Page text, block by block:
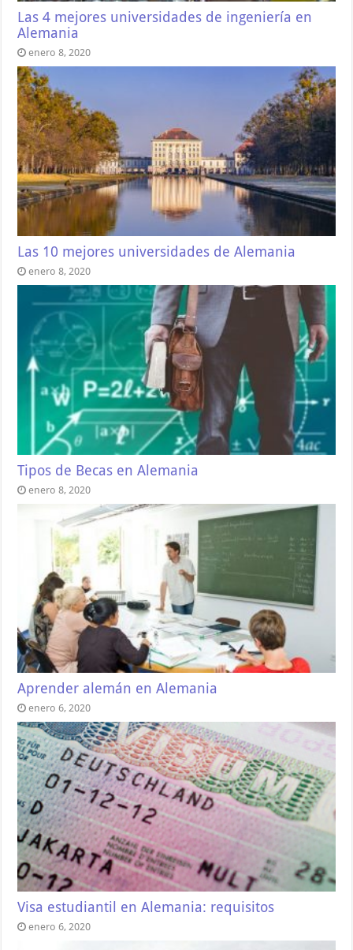
Las 4 mejores universidades de ingeniería en
Alemania
enero 8, 2020
Las 10 mejores universidades de Alemania
enero 8, 2020
Tipos de Becas en Alemania
enero 8, 2020
Aprender alemán en Alemania
enero 6, 2020
Visa estudiantil en Alemania: requisitos
enero 6, 2020